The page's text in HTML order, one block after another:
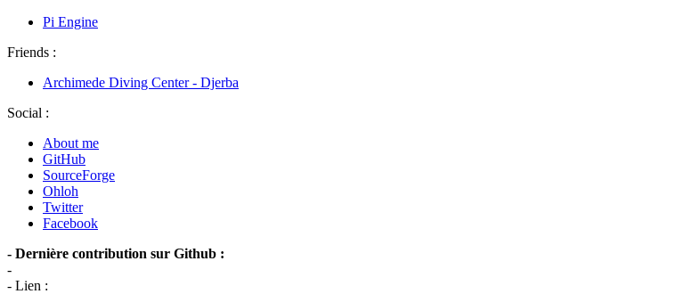
Pi Engine
Friends :
Archimede Diving Center - Djerba
Social :
About me
GitHub
SourceForge
Ohloh
Twitter
Facebook
- Dernière contribution sur Github :
-
- Lien :